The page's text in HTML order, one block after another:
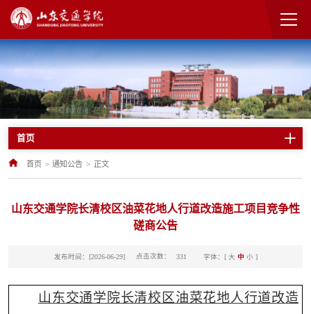
首页
首页 > 通知公告 > 正文
山东交通学院长清校区油菜花地人行道改造施工项目竞争性
磋商公告
发布时间：[2026-06-29] 点击次数： 331 字体：[ 大 中 小]
山东交通学院长清校区油菜花地人行道改造